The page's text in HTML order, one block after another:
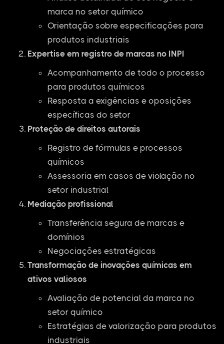
marca no setor químico
Orientação sobre especificações para
produtos industriais
Expertise em registro de marcas no INPI
Acompanhamento de todo o processo
para produtos químicos
Resposta a exigências e oposições
específicas do setor
Proteção de direitos autorais
Registro de fórmulas e processos
químicos
Assessoria em casos de violação no
setor industrial
Mediação profissional
Transferência segura de marcas e
domínios
Negociações estratégicas
Transformação de inovações químicas em
ativos valiosos
Avaliação de potencial da marca no
setor químico
Estratégias de valorização para produtos
industriais